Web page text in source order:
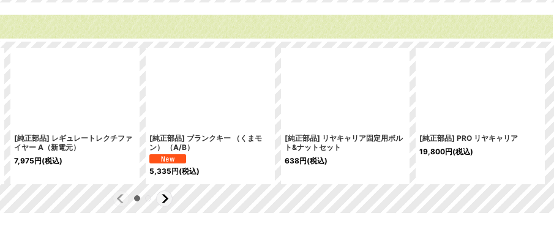
[純正部品] レギュレートレクチファ
イヤー A（新電元）
7,975円(税込)
[純正部品] ブランクキー （くまモ
ン） （A/B）
5,335円(税込)
[純正部品] リヤキャリア固定用ボル
ト&ナットセット
638円(税込)
[純正部品] PRO リヤキャリア
19,800円(税込)